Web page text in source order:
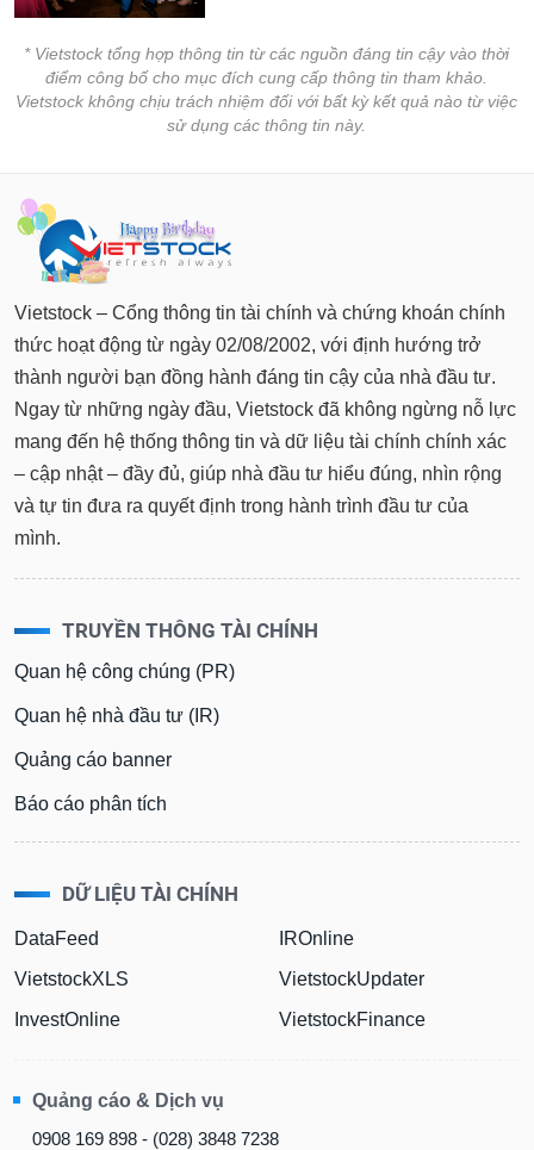
* Vietstock tổng hợp thông tin từ các nguồn đáng tin cậy vào thời
điểm công bố cho mục đích cung cấp thông tin tham khảo.
Vietstock không chịu trách nhiệm đối với bất kỳ kết quả nào từ việc
sử dụng các thông tin này.
Vietstock – Cổng thông tin tài chính và chứng khoán chính
thức hoạt động từ ngày 02/08/2002, với định hướng trở
thành người bạn đồng hành đáng tin cậy của nhà đầu tư.
Ngay từ những ngày đầu, Vietstock đã không ngừng nỗ lực
mang đến hệ thống thông tin và dữ liệu tài chính chính xác
– cập nhật – đầy đủ, giúp nhà đầu tư hiểu đúng, nhìn rộng
và tự tin đưa ra quyết định trong hành trình đầu tư của
mình.
TRUYỀN THÔNG TÀI CHÍNH
Quan hệ công chúng (PR)
Quan hệ nhà đầu tư (IR)
Quảng cáo banner
Báo cáo phân tích
DỮ LIỆU TÀI CHÍNH
DataFeed
VietstockXLS
InvestOnline
IROnline
VietstockUpdater
VietstockFinance
Quảng cáo & Dịch vụ
0908 169 898 - (028) 3848 7238